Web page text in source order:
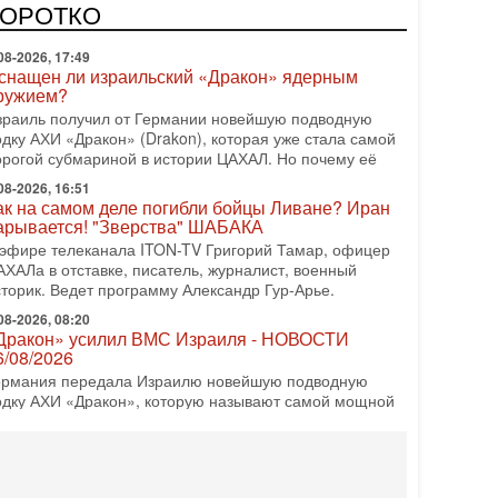
политический альянс? Что произойдет с
раскладом сил, если арабский список
2026, 17:49
ли израильский «Дракон» ядерным
получил от Германии новейшую подводную
АХИ «Дракон» (Drakon), которая уже стала самой
субмариной в истории ЦАХАЛ. Но почему её
2026, 16:51
на самом деле погибли бойцы Ливане? Иран
"Зверства" ШАБАКА
телеканала ITON-TV Григорий Тамар, офицер
в отставке, писатель, журналист, военный
Ведет программу Александр Гур-Арье.
2026, 08:20
усилил ВМС Израиля - НОВОСТИ
08/2026
передала Израилю новейшую подводную
АХИ «Дракон», которую называют самой мощной